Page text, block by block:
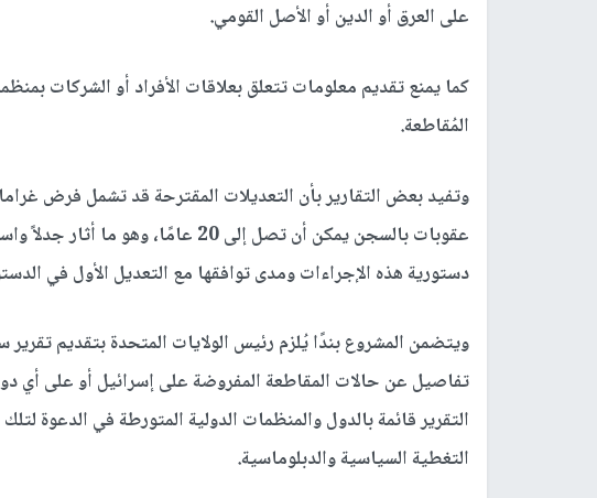
على العرق أو الدين أو الأصل القومي.
كما يمنع تقديم معلومات تتعلق بعلاقات الأفراد أو الشركات
المُقاطعة.
وتفيد بعض التقارير بأن التعديلات المقترحة قد تشمل فرض
عقوبات بالسجن يمكن أن تصل إلى 20
دستورية هذه الإجراءات ومدى توافقها مع التعديل الأول في
ويتضمن المشروع بندًا يُلزم رئيس الولايات المتحدة بتقديم
تفاصيل عن حالات المقاطعة المفروضة على إسرائيل أو على
التقرير قائمة بالدول والمنظمات الدولية المتورطة في الدعوة
التغطية السياسية والدبلوماسية.